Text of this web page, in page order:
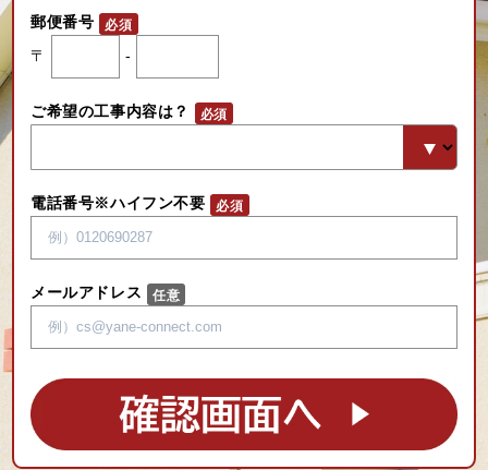
郵便番号
〒
-
ご希望の工事内容は？
電話番号※ハイフン不要
メールアドレス